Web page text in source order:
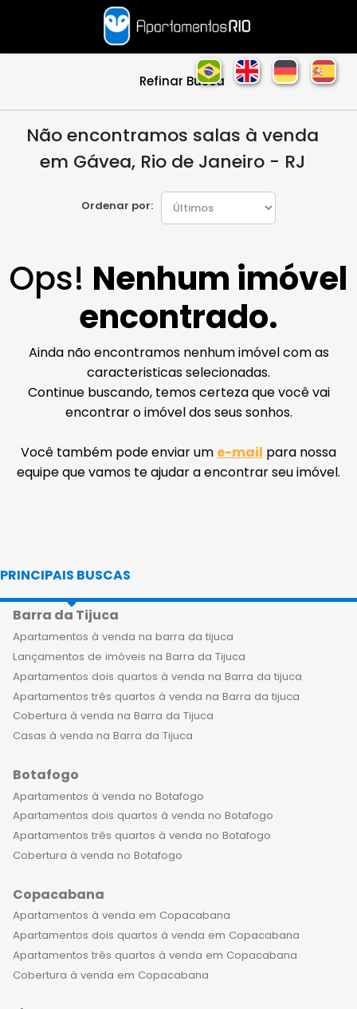
Refinar Busca
Não encontramos salas à venda
em Gávea, Rio de Janeiro - RJ
Ordenar por:
Ops! Nenhum imóvel
encontrado.
Ainda não encontramos nenhum imóvel com as
caracteristicas selecionadas.
Continue buscando, temos certeza que você vai
encontrar o imóvel dos seus sonhos.
Você também pode enviar um e-mail para nossa
equipe que vamos te ajudar a encontrar seu imóvel.
PRINCIPAIS BUSCAS
Barra da Tijuca
Apartamentos à venda na barra da tijuca
Lançamentos de imóveis na Barra da Tijuca
Apartamentos dois quartos à venda na Barra da tijuca
Apartamentos três quartos à venda na Barra da tijuca
Cobertura à venda na Barra da Tijuca
Casas à venda na Barra da Tijuca
Botafogo
Apartamentos à venda no Botafogo
Apartamentos dois quartos à venda no Botafogo
Apartamentos três quartos à venda no Botafogo
Cobertura à venda no Botafogo
Copacabana
Apartamentos à venda em Copacabana
Apartamentos dois quartos à venda em Copacabana
Apartamentos três quartos à venda em Copacabana
Cobertura à venda em Copacabana